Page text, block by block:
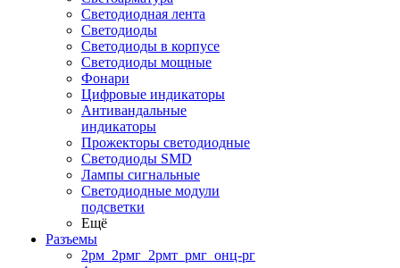
Светодиодная лента
Светодиоды
Светодиоды в корпусе
Светодиоды мощные
Фонари
Цифровые индикаторы
Антивандальные
индикаторы
Прожекторы светодиодные
Светодиоды SMD
Лампы сигнальные
Светодиодные модули
подсветки
Ещё
Разъемы
2рм_2рмг_2рмт_рмг_онц-рг